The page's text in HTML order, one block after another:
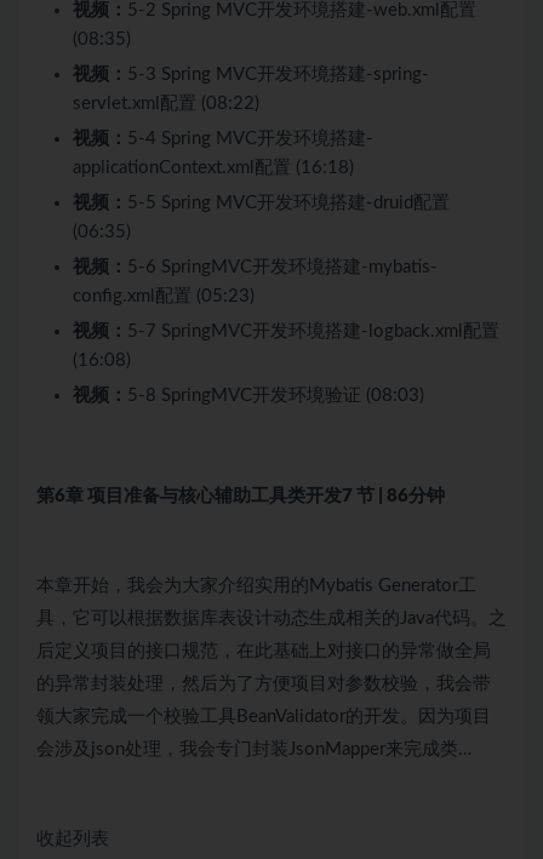
视频： 5-2 Spring MVC开发环境搭建-web.xml配置
(08:35)
视频： 5-3 Spring MVC开发环境搭建-spring-
servlet.xml配置 (08:22)
视频： 5-4 Spring MVC开发环境搭建-
applicationContext.xml配置 (16:18)
视频： 5-5 Spring MVC开发环境搭建-druid配置
(06:35)
视频： 5-6 SpringMVC开发环境搭建-mybatis-
config.xml配置 (05:23)
视频： 5-7 SpringMVC开发环境搭建-logback.xml配置
(16:08)
视频： 5-8 SpringMVC开发环境验证 (08:03)
第6章 项目准备与核心辅助工具类开发7 节 | 86分钟
本章开始，我会为大家介绍实用的Mybatis Generator工
具，它可以根据数据库表设计动态生成相关的Java代码。之
后定义项目的接口规范，在此基础上对接口的异常做全局
的异常封装处理，然后为了方便项目对参数校验，我会带
领大家完成一个校验工具BeanValidator的开发。因为项目
会涉及json处理，我会专门封装JsonMapper来完成类…
收起列表